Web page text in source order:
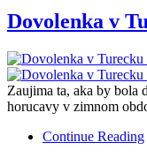
Dovolenka v
Zaujima ta, aka by bola
horucavy v zimnom
Continue Reading